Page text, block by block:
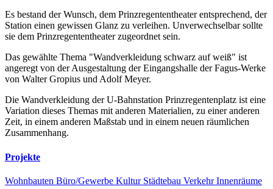
Es bestand der Wunsch, dem Prinzregententheater entsprechend, der
Station einen gewissen Glanz zu verleihen. Unverwechselbar sollte
sie dem Prinzregententheater zugeordnet sein.
Das gewählte Thema "Wandverkleidung schwarz auf weiß" ist
angeregt von der Ausgestaltung der Eingangshalle der Fagus-Werke
von Walter Gropius und Adolf Meyer.
Die Wandverkleidung der U-Bahnstation Prinzregentenplatz ist eine
Variation dieses Themas mit anderen Materialien, zu einer anderen
Zeit, in einem anderen Maßstab und in einem neuen räumlichen
Zusammenhang.
Projekte
Wohnbauten Büro/Gewerbe Kultur Städtebau VerkehrInnenräume